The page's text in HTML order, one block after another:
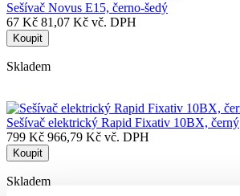
Sešívač Novus E15, černo-šedý
67 Kč 81,07 Kč vč. DPH
Koupit
Skladem
Sešívač elektrický Rapid Fixativ 10BX, černý
799 Kč 966,79 Kč vč. DPH
Koupit
Skladem